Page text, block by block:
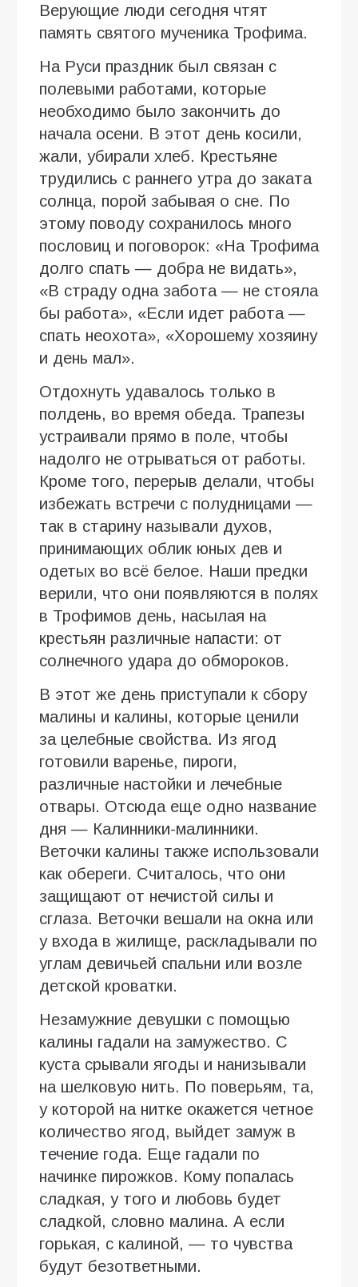
Верующие люди сегодня чтят
память святого мученика Трофима.
На Руси праздник был связан с
полевыми работами, которые
необходимо было закончить до
начала осени. В этот день косили,
жали, убирали хлеб. Крестьяне
трудились с раннего утра до заката
солнца, порой забывая о сне. По
этому поводу сохранилось много
пословиц и поговорок: «На Трофима
долго спать — добра не видать»,
«В страду одна забота — не стояла
бы работа», «Если идет работа —
спать неохота», «Хорошему хозяину
и день мал».
Отдохнуть удавалось только в
полдень, во время обеда. Трапезы
устраивали прямо в поле, чтобы
надолго не отрываться от работы.
Кроме того, перерыв делали, чтобы
избежать встречи с полудницами —
так в старину называли духов,
принимающих облик юных дев и
одетых во всё белое. Наши предки
верили, что они появляются в полях
в Трофимов день, насылая на
крестьян различные напасти: от
солнечного удара до обмороков.
В этот же день приступали к сбору
малины и калины, которые ценили
за целебные свойства. Из ягод
готовили варенье, пироги,
различные настойки и лечебные
отвары. Отсюда еще одно название
дня — Калинники-малинники.
Веточки калины также использовали
как обереги. Считалось, что они
защищают от нечистой силы и
сглаза. Веточки вешали на окна или
у входа в жилище, раскладывали по
углам девичьей спальни или возле
детской кроватки.
Незамужние девушки с помощью
калины гадали на замужество. С
куста срывали ягоды и нанизывали
на шелковую нить. По поверьям, та,
у которой на нитке окажется четное
количество ягод, выйдет замуж в
течение года. Еще гадали по
начинке пирожков. Кому попалась
сладкая, у того и любовь будет
сладкой, словно малина. А если
горькая, с калиной, — то чувства
будут безответными.